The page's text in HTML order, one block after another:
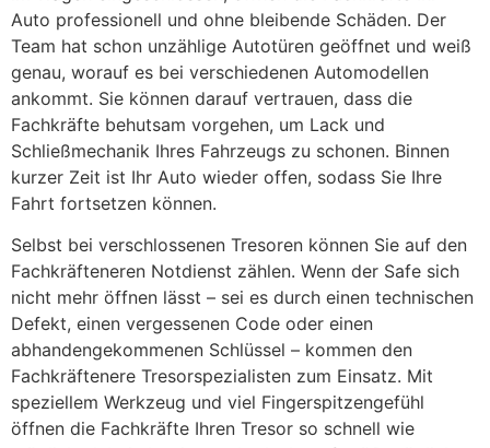
Auto professionell und ohne bleibende Schäden. Der
Team hat schon unzählige Autotüren geöffnet und weiß
genau, worauf es bei verschiedenen Automodellen
ankommt. Sie können darauf vertrauen, dass die
Fachkräfte behutsam vorgehen, um Lack und
Schließmechanik Ihres Fahrzeugs zu schonen. Binnen
kurzer Zeit ist Ihr Auto wieder offen, sodass Sie Ihre
Fahrt fortsetzen können.
Selbst bei verschlossenen Tresoren können Sie auf den
Fachkräfteneren Notdienst zählen. Wenn der Safe sich
nicht mehr öffnen lässt – sei es durch einen technischen
Defekt, einen vergessenen Code oder einen
abhandengekommenen Schlüssel – kommen den
Fachkräftenere Tresorspezialisten zum Einsatz. Mit
speziellem Werkzeug und viel Fingerspitzengefühl
öffnen die Fachkräfte Ihren Tresor so schnell wie